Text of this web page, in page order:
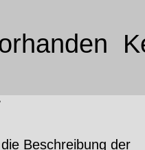
Beschreibung der